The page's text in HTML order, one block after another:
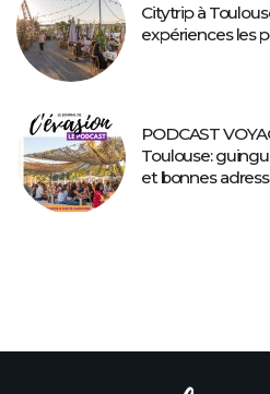
Citytrip à
expériences les
PODCAST
Toulouse:
et bonnes